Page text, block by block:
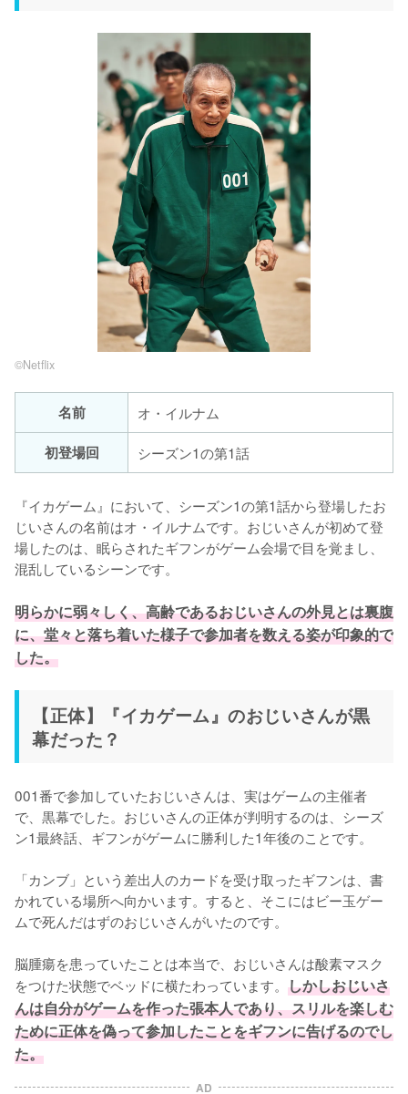
©︎Netflix
名前
オ・イルナム
初登場回
シーズン1の第1話
『イカゲーム』において、シーズン1の第1話から登場したお
じいさんの名前はオ・イルナムです。おじいさんが初めて登
場したのは、眠らされたギフンがゲーム会場で目を覚まし、
混乱しているシーンです。
明らかに弱々しく、高齢であるおじいさんの外見とは裏腹
に、堂々と落ち着いた様子で参加者を数える姿が印象的で
した。
【正体】『イカゲーム』のおじいさんが黒
幕だった？
001番で参加していたおじいさんは、実はゲームの主催者
で、黒幕でした。おじいさんの正体が判明するのは、シーズ
ン1最終話、ギフンがゲームに勝利した1年後のことです。
「カンブ」という差出人のカードを受け取ったギフンは、書
かれている場所へ向かいます。すると、そこにはビー玉ゲー
ムで死んだはずのおじいさんがいたのです。
脳腫瘍を患っていたことは本当で、おじいさんは酸素マスク
をつけた状態でベッドに横たわっています。 しかしおじいさ
んは自分がゲームを作った張本人であり、スリルを楽しむ
ために正体を偽って参加したことをギフンに告げるのでし
た。
AD